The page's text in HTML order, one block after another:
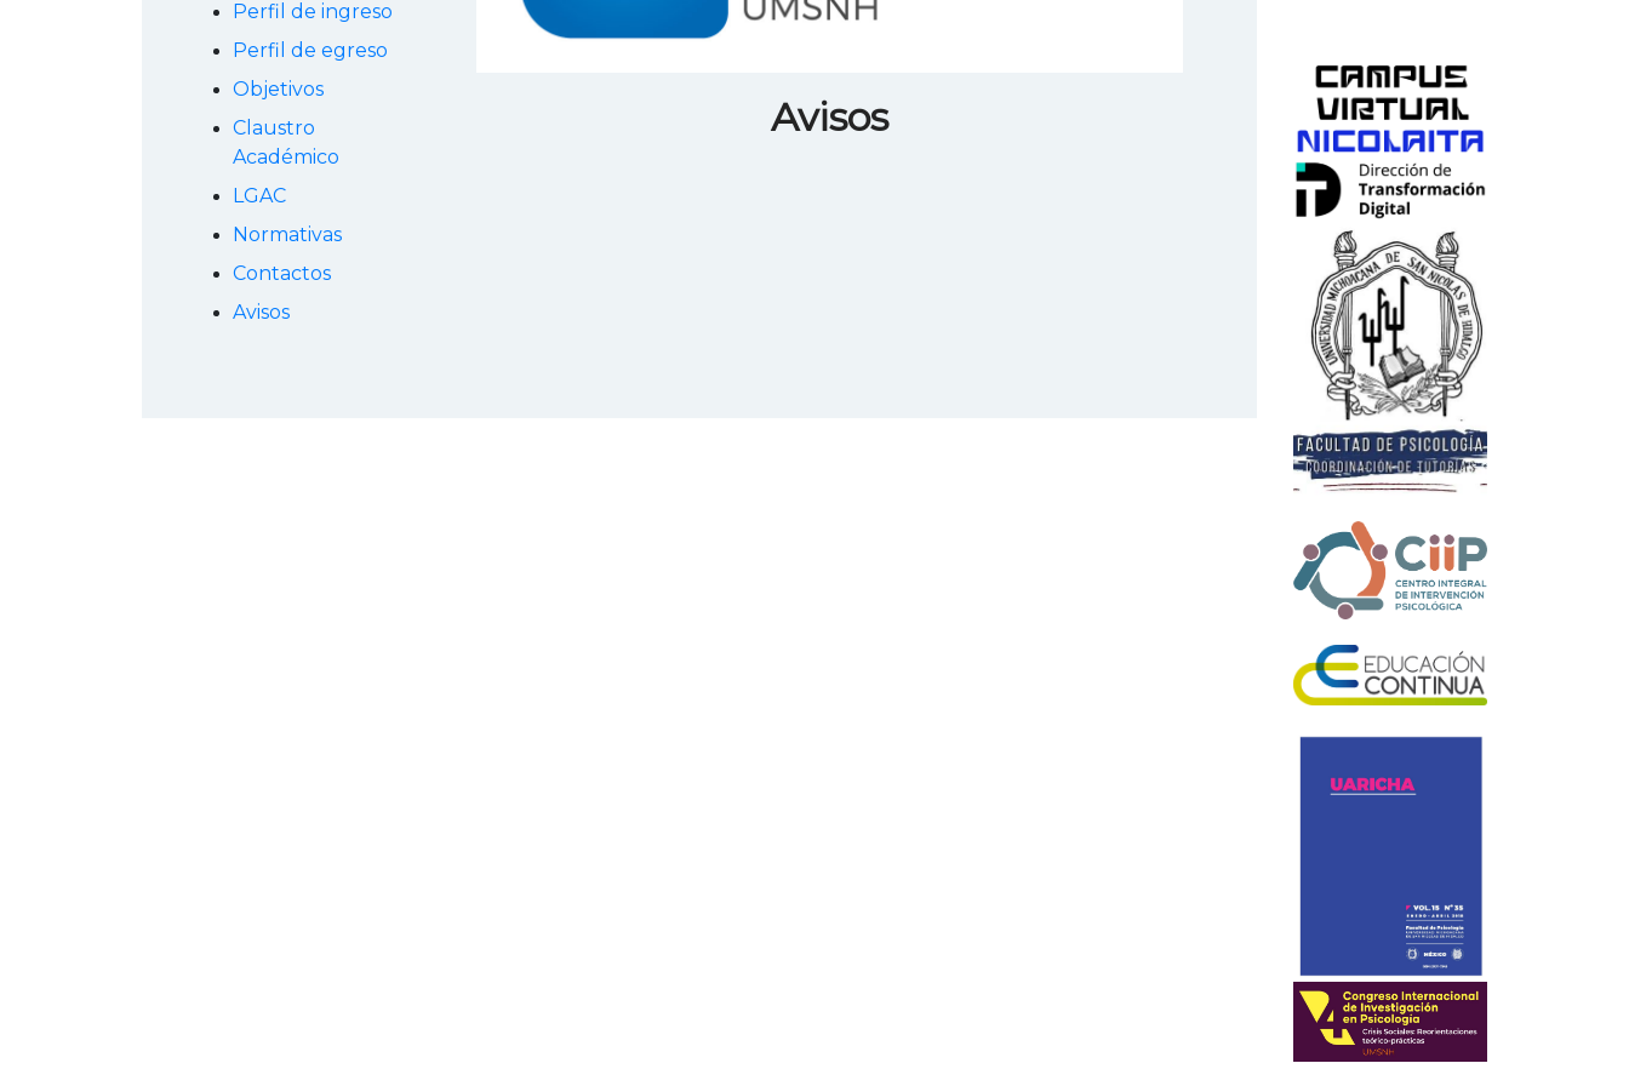
Perfil de ingreso
Perfil de egreso
Objetivos
Claustro
Académico
LGAC
Normativas
Contactos
Avisos
Avisos